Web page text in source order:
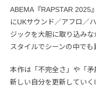
ABEMA『RAPSTAR 2025
にUKサウンド／アフロ／
ジックを大胆に取り込み
スタイルでシーンの中でも
本作は「不完全さ」や「
新しい自分を更新してい